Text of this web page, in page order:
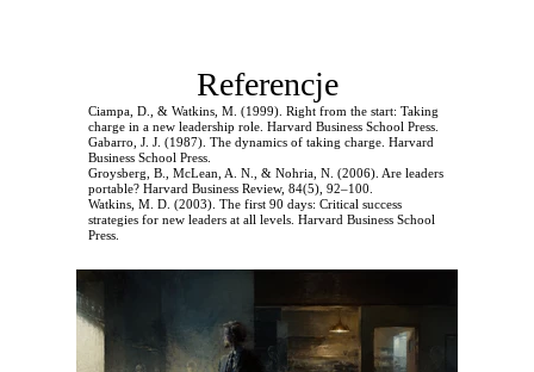
Referencje
Ciampa, D., & Watkins, M. (1999). Right from the start: Taking
charge in a new leadership role. Harvard Business School Press.
Gabarro, J. J. (1987). The dynamics of taking charge. Harvard
Business School Press.
Groysberg, B., McLean, A. N., & Nohria, N. (2006). Are leaders
portable? Harvard Business Review, 84(5), 92–100.
Watkins, M. D. (2003). The first 90 days: Critical success
strategies for new leaders at all levels. Harvard Business School
Press.